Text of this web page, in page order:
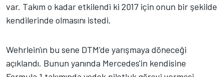
var. Takım o kadar etkilendi ki 2017 için onun bir şekilde
kendilerinde olmasını istedi.
Wehrlein'ın bu sene DTM'de yarışmaya döneceği
açıklandı. Bunun yanında Mercedes'in kendisine